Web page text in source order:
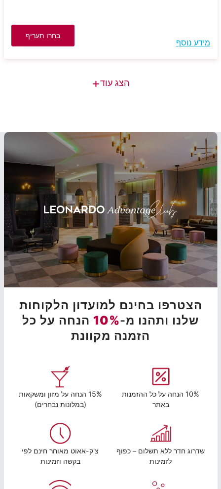
מידע נוסף
בחרו תעריף
הצג עוד+
הצטרפו בחינם למועדון הלקוחות
שלנו ותהנו מ-10% הנחה על כל
הזמנה מקוונת
10% הנחה על כל ההזמנות
באתר
15% הנחה על מזון ומשקאות
(במלונות נבחרים)
שדרוג חדר ללא תשלום – כפוף
לזמינות
צ'ק-אאוט מאוחר חינם לפי
בקשה וזמינות